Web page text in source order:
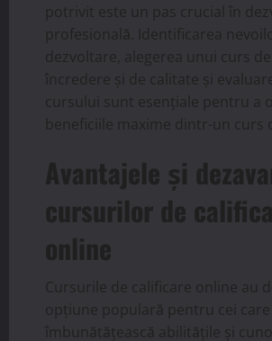
potrivit este un pas crucial în
profesională. Identificarea
dezvoltare, alegerea unui curs
încredere și de calitate și
cursului sunt esențiale pentru a
beneficiile maxime dintr-un curs
Avantajele și
cursurilor de
online
Cursurile de calificare online au
opțiune populară pentru cei care
îmbunătățească abilitățile și